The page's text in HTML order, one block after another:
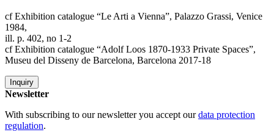
cf Exhibition catalogue “Le Arti a Vienna”, Palazzo Grassi, Venice
1984,
ill. p. 402, no 1-2
cf Exhibition catalogue “Adolf Loos 1870-1933 Private Spaces”,
Museu del Disseny de Barcelona, Barcelona 2017-18
Inquiry
Newsletter
With subscribing to our newsletter you accept ourdata protection
regulation.